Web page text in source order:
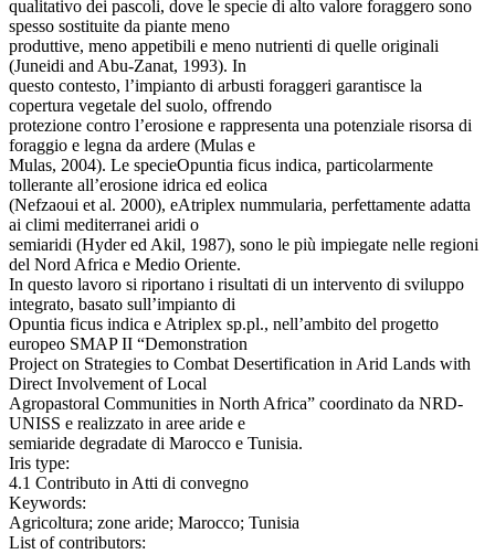
qualitativo dei pascoli, dove le specie di alto valore foraggero sono
spesso sostituite da piante meno
produttive, meno appetibili e meno nutrienti di quelle originali
(Juneidi and Abu-Zanat, 1993). In
questo contesto, l’impianto di arbusti foraggeri garantisce la
copertura vegetale del suolo, offrendo
protezione contro l’erosione e rappresenta una potenziale risorsa di
foraggio e legna da ardere (Mulas e
Mulas, 2004). Le specieOpuntia ficus indica, particolarmente
tollerante all’erosione idrica ed eolica
(Nefzaoui et al. 2000), eAtriplex nummularia, perfettamente adatta
ai climi mediterranei aridi o
semiaridi (Hyder ed Akil, 1987), sono le più impiegate nelle regioni
del Nord Africa e Medio Oriente.
In questo lavoro si riportano i risultati di un intervento di sviluppo
integrato, basato sull’impianto di
Opuntia ficus indica e Atriplex sp.pl., nell’ambito del progetto
europeo SMAP II “Demonstration
Project on Strategies to Combat Desertification in Arid Lands with
Direct Involvement of Local
Agropastoral Communities in North Africa” coordinato da NRD-
UNISS e realizzato in aree aride e
semiaride degradate di Marocco e Tunisia.
Iris type:
4.1 Contributo in Atti di convegno
Keywords:
Agricoltura; zone aride; Marocco; Tunisia
List of contributors: